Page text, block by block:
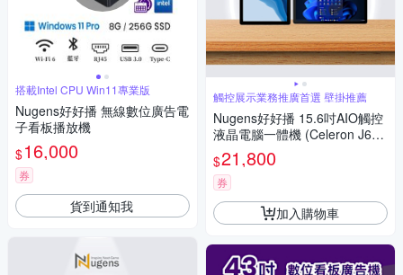
搭載Intel CPU Win11專業版
Nugens好好播 無線數位廣告電
子看板播放機
$16,000
券
貨到通知我
觸控展示業務推廣首選 壁掛推薦
Nugens好好播 15.6吋AIO觸控
液晶電腦一體機 (Celeron J641
2/8G/128GB SSD/W11P)
$21,800
券
加入購物車